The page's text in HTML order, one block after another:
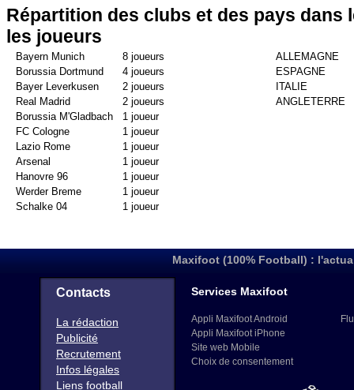
Répartition des clubs et des pays dans
les joueurs
Bayern Munich
8 joueurs
Borussia Dortmund
4 joueurs
Bayer Leverkusen
2 joueurs
Real Madrid
2 joueurs
Borussia M'Gladbach
1 joueur
FC Cologne
1 joueur
Lazio Rome
1 joueur
Arsenal
1 joueur
Hanovre 96
1 joueur
Werder Breme
1 joueur
Schalke 04
1 joueur
ALLEMAGNE
ESPAGNE
ITALIE
ANGLETERRE
Maxifoot (100% Football) :
Contacts
La rédaction
Publicité
Recrutement
Infos légales
Liens football
Services Maxifoot
Appli Maxifoot Android
Appli Maxifoot iPhone
Site web Mobile
Choix de consentement